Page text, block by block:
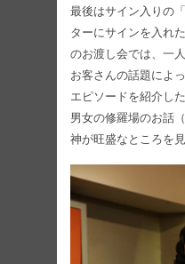
最後はサイン入りの
ターにサインを入れ
のお渡し会では、一
お客さんの話題によ
エピソードを紹介し
男女の修羅場のお話
神が旺盛なところを